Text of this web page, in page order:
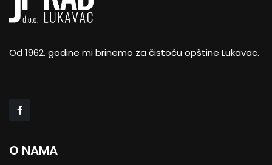
Od 1962. godine mi brinemo za čistoću opštine Lukavac.
O NAMA